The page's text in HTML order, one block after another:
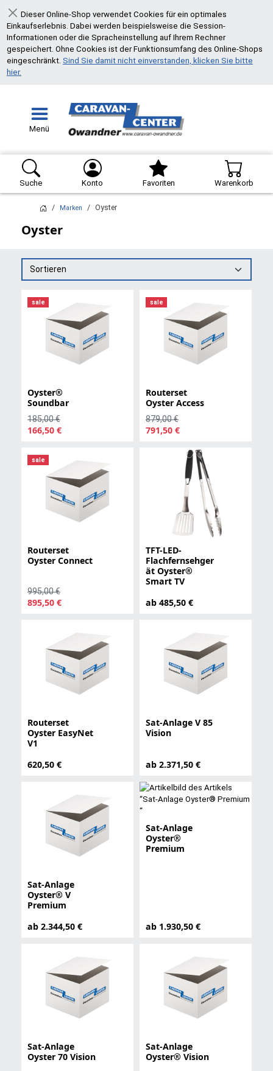
Schließen
Dieser Online-Shop verwendet Cookies für ein optimales
Einkaufserlebnis. Dabei werden beispielsweise die Session-
Informationen oder die Spracheinstellung auf Ihrem Rechner
gespeichert. Ohne Cookies ist der Funktionsumfang des Online-Shops
eingeschränkt. Sind Sie damit nicht einverstanden, klicken Sie bitte
hier.
Menü
Suche Konto Favoriten Warenkorb
Marken Oyster
Oyster
Sortieren
sale
Oyster®
Soundbar
185,00 €
166,50 €
sale
Routerset
Oyster Access
879,00 €
791,50 €
sale
Routerset
Oyster Connect
995,00 €
895,50 €
TFT-LED-
Flachfernsehger
ät Oyster®
Smart TV
ab 485,50 €
Routerset
Oyster EasyNet
V1
620,50 €
Sat-Anlage V 85
Vision
ab 2.371,50 €
Sat-Anlage
Oyster® V
Premium
ab 2.344,50 €
Sat-Anlage
Oyster®
Premium
ab 1.930,50 €
Sat-Anlage
Oyster 70 Vision
Sat-Anlage
Oyster® Vision